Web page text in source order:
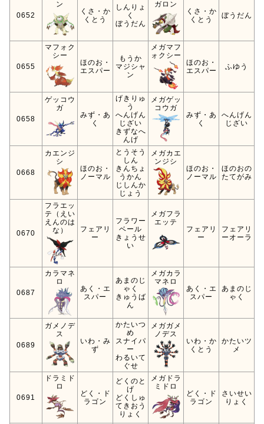
0652
ン
くさ・か
くとう
しんりょ
く
ぼうだん
ガロン
くさ・か
くとう
ぼうだん
0655
マフォク
シー
ほのお・
エスパー
もうか
マジシャ
ン
メガマフ
ォクシー
ほのお・
エスパー
ふゆう
0658
ゲッコウ
ガ
みず・あ
く
げきりゅ
う
へんげん
じざい
きずなへ
んげ
メガゲッ
コウガ
みず・あ
く
へんげん
じざい
0668
カエンジ
シ
ほのお・
ノーマル
とうそう
しん
きんちょ
うかん
じしんか
じょう
メガカエ
ンジシ
ほのお・
ノーマル
ほのおの
たてがみ
0670
フラエッ
テ（えい
えんのは
な）
フェアリ
ー
フラワー
ベール
きょうせ
い
メガフラ
エッテ
フェアリ
ー
フェアリ
ーオーラ
0687
カラマネ
ロ
あく・エ
スパー
あまのじ
ゃく
きゅうば
ん
メガカラ
マネロ
あく・エ
スパー
あまのじ
ゃく
0689
ガメノデ
ス
いわ・み
ず
かたいつ
め
スナイパ
ー
わるいて
ぐせ
メガガメ
ノデス
いわ・か
くとう
かたいツ
メ
0691
ドラミド
ロ
どく・ド
ラゴン
どくのと
げ
どくしゅ
てきおう
りょく
メガドラ
ミドロ
どく・ド
ラゴン
さいせい
りょく